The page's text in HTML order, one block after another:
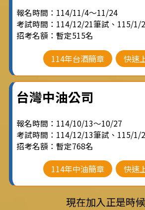
報名時間：114/11/4～11/24
考試時間：114/12/21筆試、115/1/
招考名額：暫定515名
114年台酒簡章 快速
台灣中油公司
報名時間：114/10/13～10/27
考試時間：114/12/13筆試、115/1/
招考名額：暫定768名
114年中油簡章 快速
現在加入正是時候